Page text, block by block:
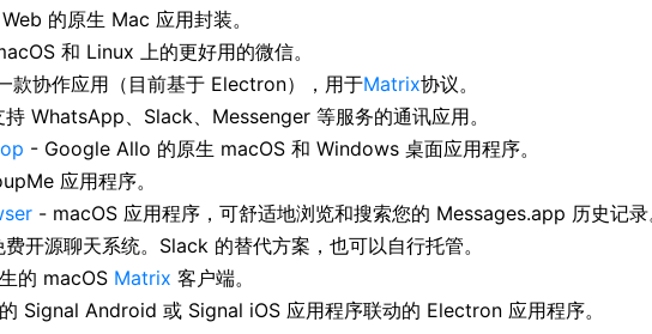
的原生 Mac 应用封装。
和 Linux 上的更好用的微信。
款协作应用（目前基于 Electron），用于Matrix协议。
WhatsApp、Slack、Messenger 等服务的通讯应用。
- Google Allo 的原生 macOS 和 Windows 桌面应用程序。
应用程序。
- macOS 应用程序，可舒适地浏览和搜索您的 Messages.app 历史记
开源聊天系统。Slack 的替代方案，也可以自行托管。
的 macOS Matrix 客户端。
Signal Android 或 Signal iOS 应用程序联动的 Electron 应用程序。